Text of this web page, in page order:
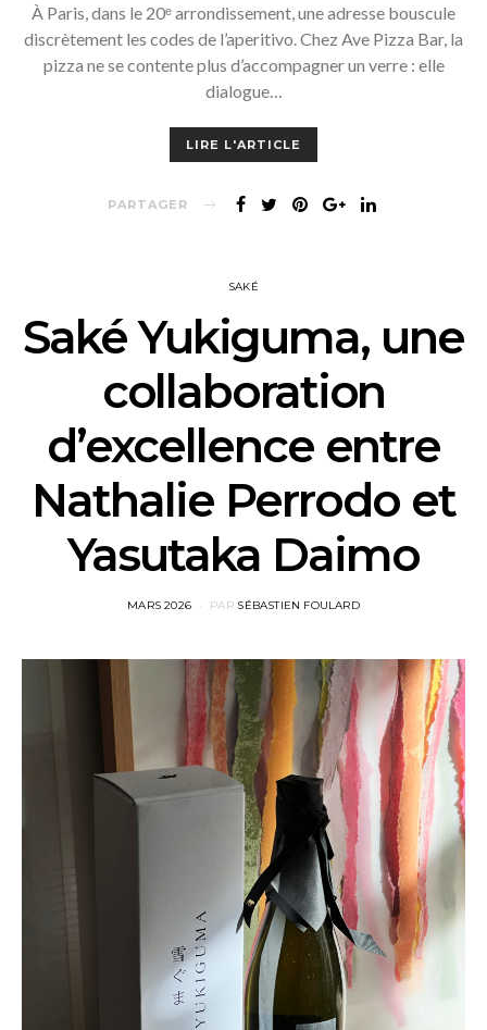
À Paris, dans le 20ᵉ arrondissement, une adresse bouscule
discrètement les codes de l’aperitivo. Chez Ave Pizza Bar, la
pizza ne se contente plus d’accompagner un verre : elle
dialogue…
LIRE L'ARTICLE
PARTAGER
SAKÉ
Saké Yukiguma, une
collaboration
d’excellence entre
Nathalie Perrodo et
Yasutaka Daimo
POSTED
MARS 2026 PAR SÉBASTIEN FOULARD